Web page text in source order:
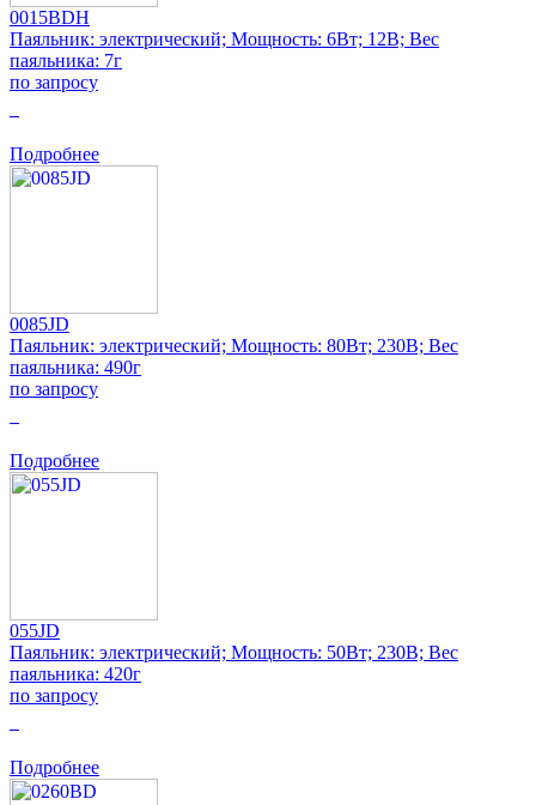
0015BDH
Паяльник: электрический; Мощность: 6Вт; 12В; Вес
паяльника: 7г
по запросу
Подробнее
0085JD
Паяльник: электрический; Мощность: 80Вт; 230В; Вес
паяльника: 490г
по запросу
Подробнее
055JD
Паяльник: электрический; Мощность: 50Вт; 230В; Вес
паяльника: 420г
по запросу
Подробнее